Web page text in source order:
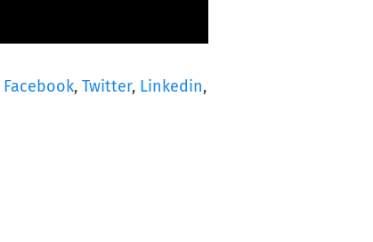
Facebook, Twitter, Linkedin,